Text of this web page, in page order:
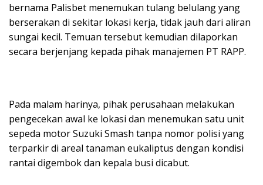
bernama Palisbet menemukan tulang belulang yang
berserakan di sekitar lokasi kerja, tidak jauh dari aliran
sungai kecil. Temuan tersebut kemudian dilaporkan
secara berjenjang kepada pihak manajemen PT RAPP.
Pada malam harinya, pihak perusahaan melakukan
pengecekan awal ke lokasi dan menemukan satu unit
sepeda motor Suzuki Smash tanpa nomor polisi yang
terparkir di areal tanaman eukaliptus dengan kondisi
rantai digembok dan kepala busi dicabut.